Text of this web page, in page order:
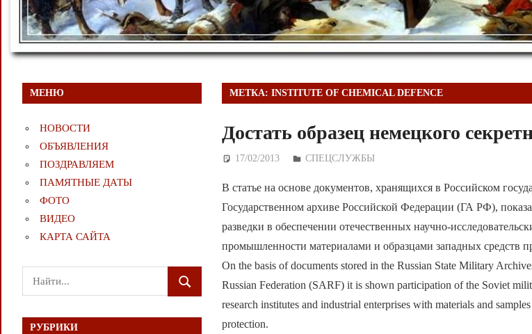
МЕТКА:INSTITUTE OF CHEMICAL DEFENCE
Достать образец немецкого
17/02/2013 Дежурный по Редакции
СПЕЦСЛУЖБЫ
В статье на основе документов, хранящихся в Российском
Государственном архиве Российской Федерации (ГА РФ),
разведки в обеспечении отечественных научно-
промышленности материалами и образцами западных средств
On the basis of documents stored in the Russian State Military
Russian Federation (SARF) it is shown participation of the Soviet
research institutes and industrial enterprises with materials and
protection.
МЕНЮ
НОВОСТИ
ОБЪЯВЛЕНИЯ
ПОЗДРАВЛЯЕМ
ПАМЯТНЫЕ ДАТЫ
ФОТО
ВИДЕО
КАРТА САЙТА
Поиск
для:
ПОИСК
РУБРИКИ